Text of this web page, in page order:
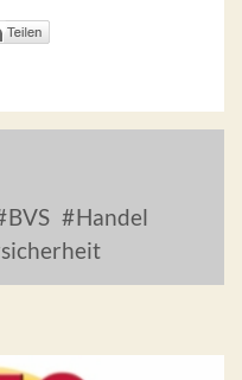
BVS
Handel